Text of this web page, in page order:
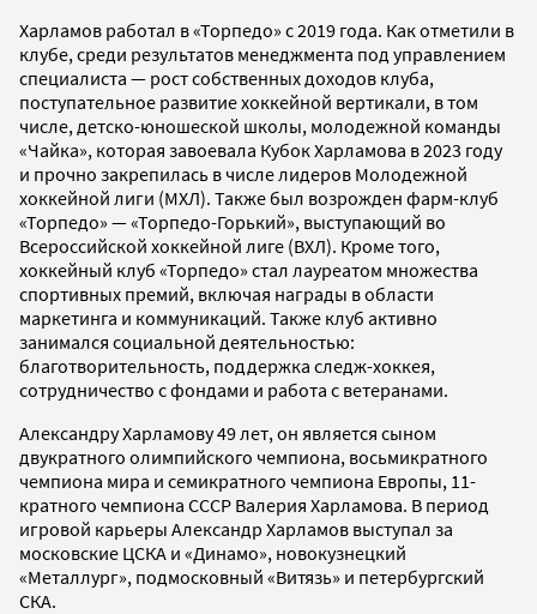
Харламов работал в «Торпедо» с 2019 года. Как отметили в
клубе, среди результатов менеджмента под управлением
специалиста — рост собственных доходов клуба,
поступательное развитие хоккейной вертикали, в том
числе, детско-юношеской школы, молодежной команды
«Чайка», которая завоевала Кубок Харламова в 2023 году
и прочно закрепилась в числе лидеров Молодежной
хоккейной лиги (МХЛ). Также был возрожден фарм-клуб
«Торпедо» — «Торпедо-Горький», выступающий во
Всероссийской хоккейной лиге (ВХЛ). Кроме того,
хоккейный клуб «Торпедо» стал лауреатом множества
спортивных премий, включая награды в области
маркетинга и коммуникаций. Также клуб активно
занимался социальной деятельностью:
благотворительность, поддержка следж-хоккея,
сотрудничество с фондами и работа с ветеранами.
Александру Харламову 49 лет, он является сыном
двукратного олимпийского чемпиона, восьмикратного
чемпиона мира и семикратного чемпиона Европы, 11-
кратного чемпиона СССР Валерия Харламова. В период
игровой карьеры Александр Харламов выступал за
московские ЦСКА и «Динамо», новокузнецкий
«Металлург», подмосковный «Витязь» и петербургский
СКА.